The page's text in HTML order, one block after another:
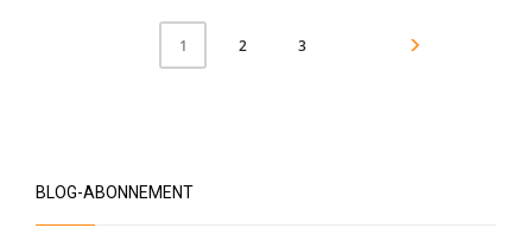
1 2 3
BLOG-ABONNEMENT